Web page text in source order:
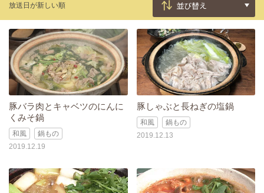
放送日が新しい順
豚バラ肉とキャベツのにんに
くみそ鍋
和風
鍋もの
2019.12.19
豚しゃぶと長ねぎの塩鍋
和風
鍋もの
2019.12.13